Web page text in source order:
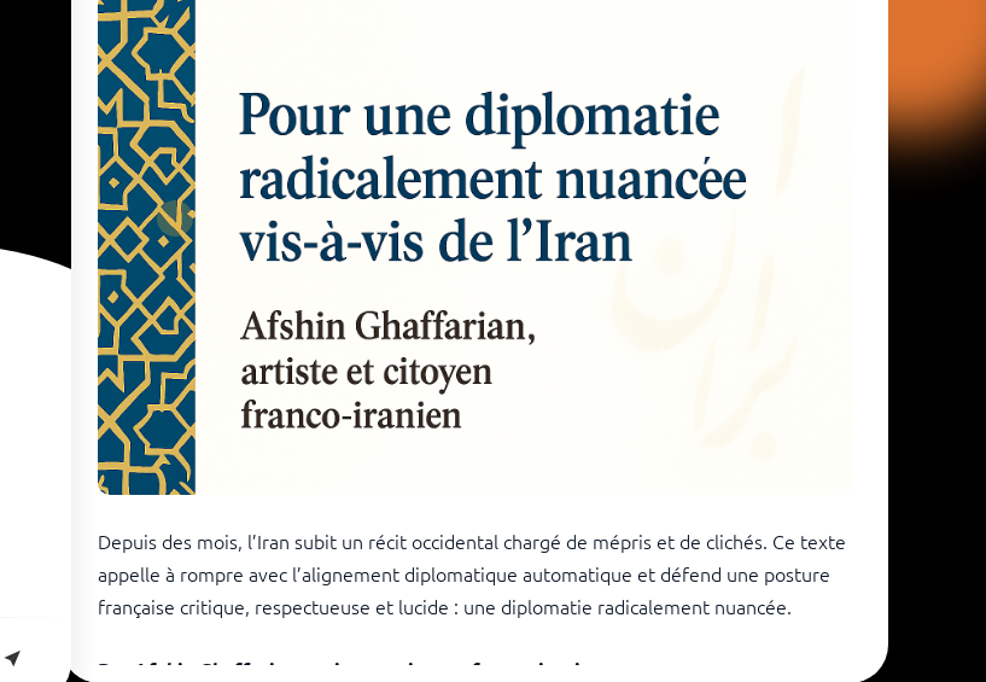
Depuis des mois, l’Iran subit un récit occidental chargé de mépris et de clichés. Ce texte
appelle à rompre avec l’alignement diplomatique automatique et défend une posture
française critique, respectueuse et lucide : une diplomatie radicalement nuancée.
Par Afshin Ghaffarian, artiste et citoyen franco-iranien